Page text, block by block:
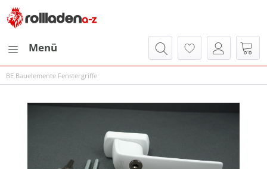
Menü
BE Bauelemente Fenstergriffe